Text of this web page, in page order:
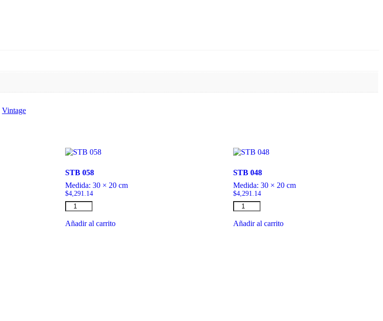
Vintage
STB 058
Medida: 30 × 20 cm
$4,291.14
STB
058
cantidad
Añadir al carrito
STB 048
Medida: 30 × 20 cm
$4,291.14
STB
048
cantidad
Añadir al carrito